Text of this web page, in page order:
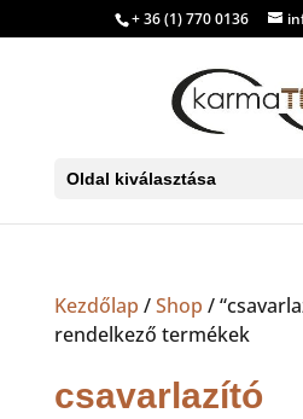
+ 36 (1) 770 0136
Oldal kiválasztása
Kezdőlap /Shop /
rendelkező termékek
csavarlazító